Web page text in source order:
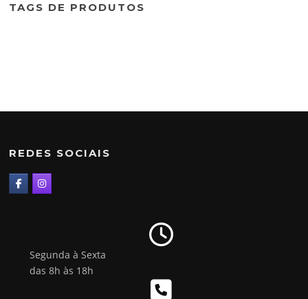
TAGS DE PRODUTOS
REDES SOCIAIS
Segunda à Sexta
das 8h às 18h